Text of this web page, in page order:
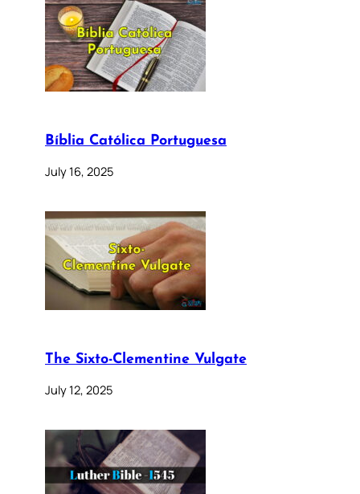
Bíblia Católica Portuguesa
July 16, 2025
The Sixto-Clementine Vulgate
July 12, 2025